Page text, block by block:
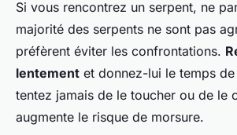
Si vous rencontrez un serpent, ne
majorité des serpents ne sont pas
préfèrent éviter les confrontations.
lentement et donnez-lui le temps de
tentez jamais de le toucher ou de le
augmente le risque de morsure.